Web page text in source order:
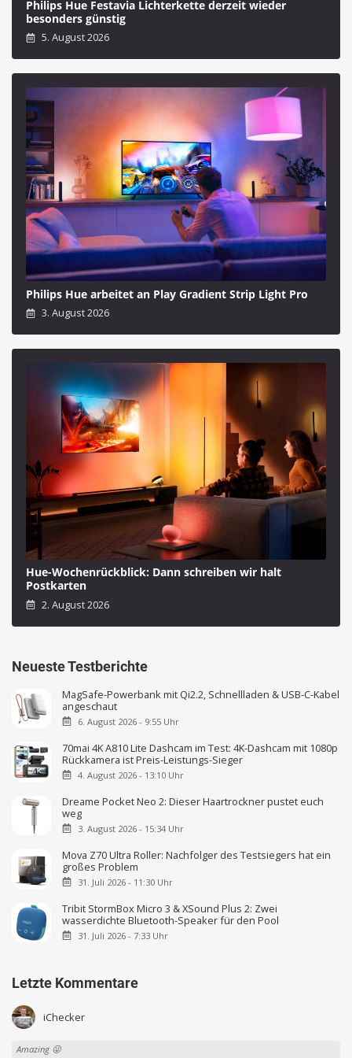
Philips Hue Festavia Lichterkette derzeit wieder
besonders günstig
5. August 2026
Philips Hue arbeitet an Play Gradient Strip Light Pro
3. August 2026
Hue-Wochenrückblick: Dann schreiben wir halt
Postkarten
2. August 2026
Neueste Testberichte
MagSafe-Powerbank mit Qi2.2, Schnellladen & USB-C-Kabel
angeschaut
6. August 2026 - 9:55 Uhr
70mai 4K A810 Lite Dashcam im Test: 4K-Dashcam mit 1080p
Rückkamera ist Preis-Leistungs-Sieger
4. August 2026 - 13:10 Uhr
Dreame Pocket Neo 2: Dieser Haartrockner pustet euch
weg
3. August 2026 - 15:34 Uhr
Mova Z70 Ultra Roller: Nachfolger des Testsiegers hat ein
großes Problem
31. Juli 2026 - 11:30 Uhr
Tribit StormBox Micro 3 & XSound Plus 2: Zwei
wasserdichte Bluetooth-Speaker für den Pool
31. Juli 2026 - 7:33 Uhr
Letzte Kommentare
iChecker
Amazing 😜